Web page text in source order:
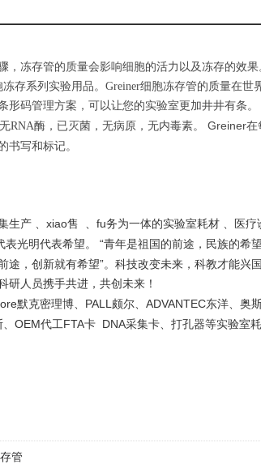
冻存管的质量会影响细胞的活力以及冻存的效果
存系列实验用品。 Greiner细胞冻存管的质量在世
形码管理方案，可以让您的实验室更加井井有条
RNA酶，已灭菌，无病原，无内毒素。 Greiner在
书写和标记。
生产 、 xiao售 、 fu务为一体的实验室耗材 、医疗
表光明代表希望。 “青年是祖国的前途，民族的希
途，创新就有希望”。科技改变未来，科教才能兴
研人员携手共进，共创未来！
默克密理博、 PALL 颇尔、 ADVANTEC东洋、奥斯
OEM代工FTA卡 DNA采集卡、打孔器等实验室
管